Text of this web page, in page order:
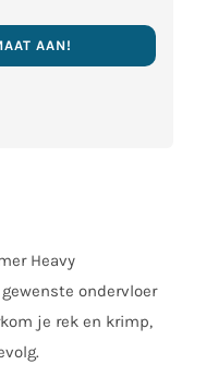
Heavy
ondervloer
je rek en krimp,
AAN!